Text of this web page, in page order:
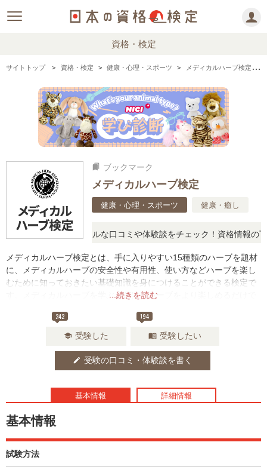
資格・検定
サイトトップ 資格・検定 健康・心理・スポーツ メディカルハーブ検定の情報まとめ
bookmarks ブックマーク
メディカルハーブ検定
健康・心理・スポーツ 健康・癒し
に思ったら、リアルな口コミや体験談をチェック！資格情報の下か
...続きを読む
メディカルハーブ検定とは、手に入りやすい15種類のハーブを題材
に、メディカルハーブの安全性や有用性、使い方などハーブを楽し
むために知っておきたい基礎知識を身につけることができる検定で
す。メディカルハーブを学ぶことは、ハーブをより楽しめるだけで
242
school 受験した
194
menu_book 受験したい
edit 受験の口コミ・体験談を書く
基本情報 詳細情報
基本情報
試験方法